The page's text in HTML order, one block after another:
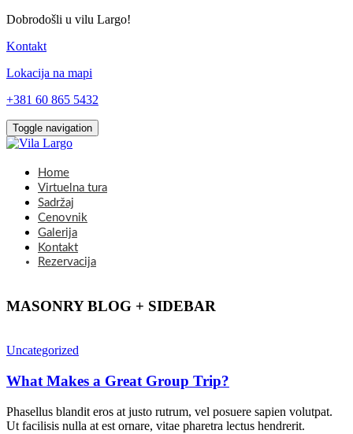
Dobrodošli u vilu Largo!
Kontakt
Lokacija na mapi
+381 60 865 5432
Toggle navigation
Home
Virtuelna tura
Sadržaj
Cenovnik
Galerija
Kontakt
Rezervacija
MASONRY BLOG + SIDEBAR
Uncategorized
What Makes a Great Group Trip?
Phasellus blandit eros at justo rutrum, vel posuere sapien volutpat.
Ut facilisis nulla at est ornare, vitae pharetra lectus hendrerit.